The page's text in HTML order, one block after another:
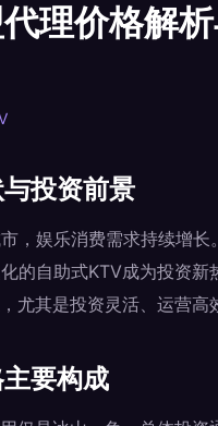
理价格解
投资前景
，娱乐消费需求持续增
的自助式KTV成为投资
尤其是投资灵活、运营高
要构成